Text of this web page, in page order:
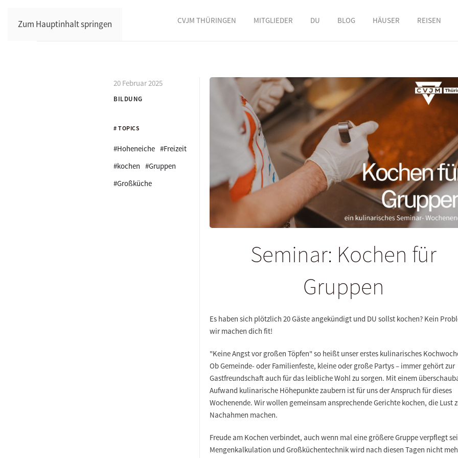
Zum Hauptinhalt springen CVJM THÜRINGEN MITGLIEDER DU BLOG HÄUSER REISEN
20 Februar 2025
BILDUNG
# TOPICS
#Hoheneiche #Freizeit
#kochen #Gruppen
#Großküche
Seminar: Kochen für
Gruppen
Es haben sich plötzlich 20 Gäste angekündigt und DU sollst kochen? Kein
wir machen dich fit!
"Keine Angst vor großen Töpfen" so heißt unser erstes kulinarisches
Ob Gemeinde- oder Familienfeste, kleine oder große Partys – immer gehört zur
Gastfreundschaft auch für das leibliche Wohl zu sorgen. Mit einem
Aufwand kulinarische Höhepunkte zaubern ist für uns der Anspruch für dieses
Wochenende. Wir wollen gemeinsam ansprechende Gerichte kochen, die Lust
Nachahmen machen.
Freude am Kochen verbindet, auch wenn mal eine größere Gruppe verpflegt
Mengenkalkulation und Großküchentechnik wird nach diesen Tagen nicht